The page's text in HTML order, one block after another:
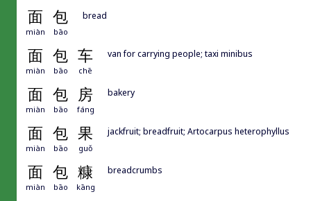
面 包
miàn bāo
bread
面 包 车
miàn bāo chē
van for carrying people; taxi minibus
面 包 房
miàn bāo fáng
bakery
面 包 果
miàn bāo guǒ
jackfruit; breadfruit; Artocarpus heterophyllus
面 包 糠
miàn bāo kāng
breadcrumbs